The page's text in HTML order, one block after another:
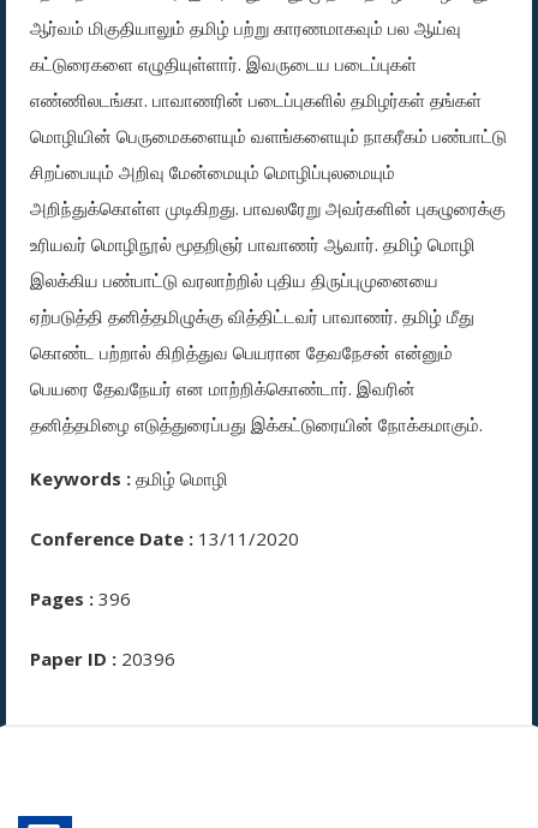
ஆர்வம் மிகுதியாலும் தமிழ் பற்று காரணமாகவும் பல ஆய்வு
கட்டுரைகளை எழுதியுள்ளார். இவருடைய படைப்புகள்
எண்ணிலடங்கா. பாவாணரின் படைப்புகளில் தமிழர்கள் தங்கள்
மொழியின் பெருமைகளையும் வளங்களையும் நாகரீகம் பண்பாட்டு
சிறப்பையும் அறிவு மேன்மையும் மொழிப்புலமையும்
அறிந்துக்கொள்ள முடிகிறது. பாவலரேறு அவர்களின் புகழுரைக்கு
உரியவர் மொழிநூல் மூதறிஞர் பாவாணர் ஆவார். தமிழ் மொழி
இலக்கிய பண்பாட்டு வரலாற்றில் புதிய திருப்புமுனையை
ஏற்படுத்தி தனித்தமிழுக்கு வித்திட்டவர் பாவாணர். தமிழ் மீது
கொண்ட பற்றால் கிறித்துவ பெயரான தேவநேசன் என்னும்
பெயரை தேவநேயர் என மாற்றிக்கொண்டார். இவரின்
தனித்தமிழை எடுத்துரைப்பது இக்கட்டுரையின் நோக்கமாகும்.
Keywords : தமிழ் மொழி
Conference Date : 13/11/2020
Pages : 396
Paper ID : 20396